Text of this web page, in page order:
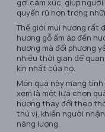
gợi cảm xúc, giúp
quyến rũ hơn trong
Thế giới mùi hương rất
hương gỗ ấm áp đến
hương mà đối phương
nhiều thời gian để
kín nhất của họ.
Món quà này mang
xem là một lựa chọn
hương thay đổi theo
thú vị, khiến người
năng lượng.